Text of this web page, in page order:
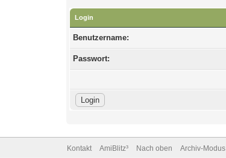
Login
Benutzername:
Passwort:
Kontakt AmiBlitz³ Nach oben Archiv-Modus